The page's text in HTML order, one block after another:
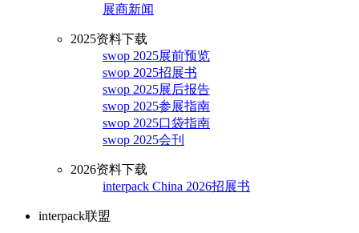
展商新闻
2025资料下载
swop 2025展前预览
swop 2025招展书
swop 2025展后报告
swop 2025参展指南
swop 2025口袋指南
swop 2025会刊
2026资料下载
interpack China 2026招展书
interpack联盟